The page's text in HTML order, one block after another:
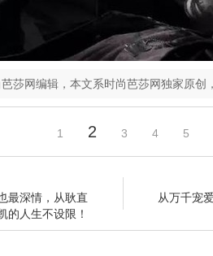
莎网编辑，本文系时尚芭莎网独家原创
1 2 3 4 5
最深情，从耿直
的人生不设限！
从万千宠